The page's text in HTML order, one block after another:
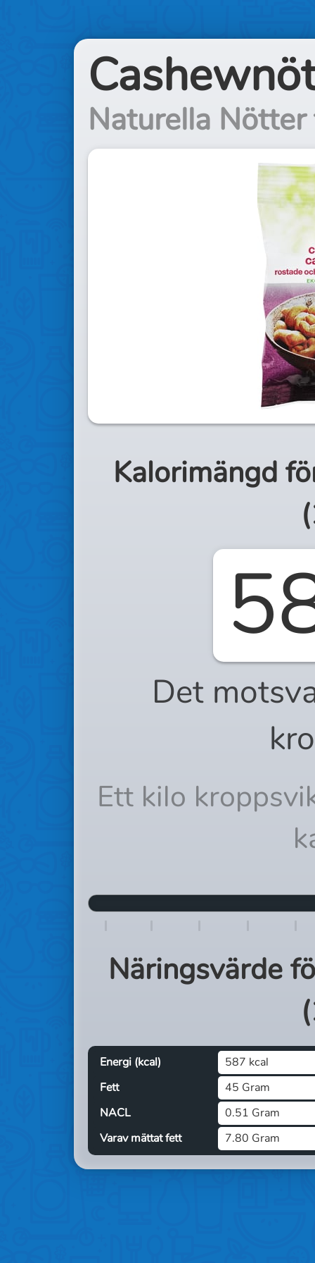
Naturella
Kalorimängd
(
Det
Ett kilo
Näringsvärde
(
Energi (kcal)
587 kcal
Fett
45 Gram
NACL
0.51 Gram
Varav mättat fett
7.80 Gram